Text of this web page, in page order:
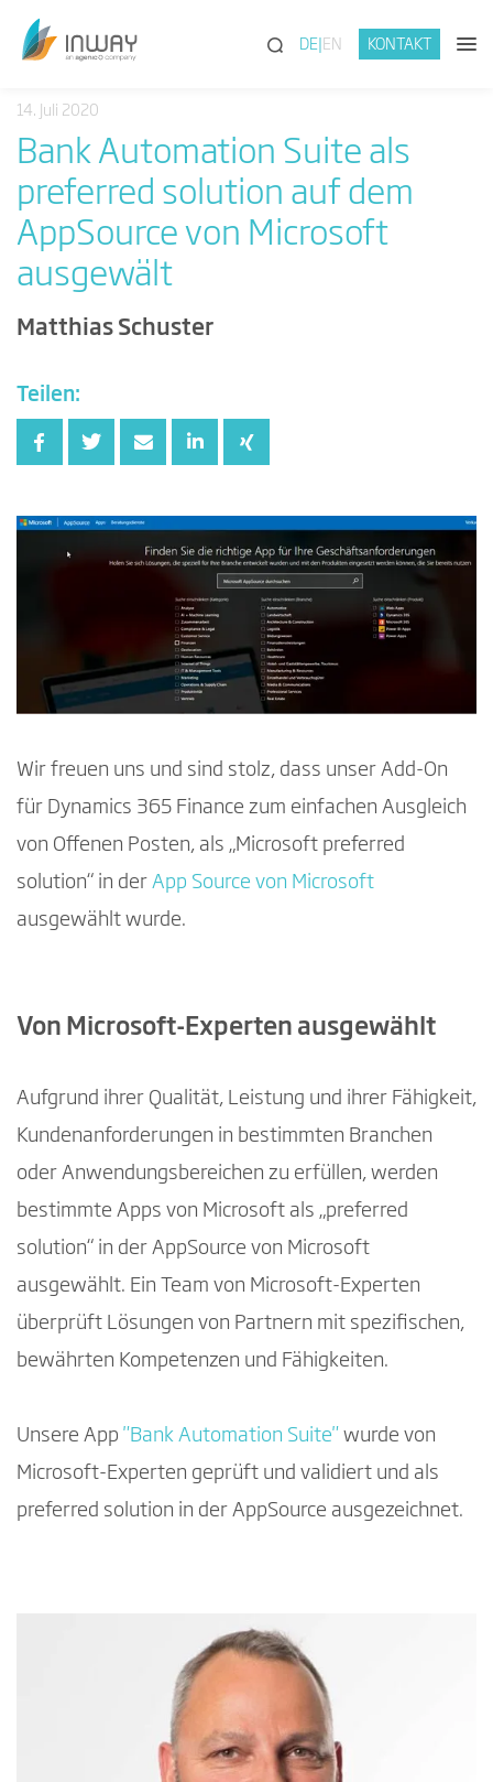
(SUCHE)
DE EN KONTAKT
14. Juli 2020
Bank Automation Suite als
preferred solution auf dem
AppSource von Microsoft
ausgewält
Matthias Schuster
Teilen:
Wir freuen uns und sind stolz, dass unser Add-On
für Dynamics 365 Finance zum einfachen Ausgleich
von Offenen Posten, als „Microsoft preferred
solution“ in der App Source von Microsoft
ausgewählt wurde.
Von Microsoft-Experten ausgewählt
Aufgrund ihrer Qualität, Leistung und ihrer Fähigkeit,
Kundenanforderungen in bestimmten Branchen
oder Anwendungsbereichen zu erfüllen, werden
bestimmte Apps von Microsoft als „preferred
solution“ in der AppSource von Microsoft
ausgewählt. Ein Team von Microsoft-Experten
überprüft Lösungen von Partnern mit spezifischen,
bewährten Kompetenzen und Fähigkeiten.
Unsere App "Bank Automation Suite" wurde von
Microsoft-Experten geprüft und validiert und als
preferred solution in der AppSource ausgezeichnet.